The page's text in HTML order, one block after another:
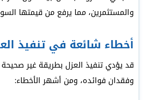
والمستثمرين، مما يرفع من قيمتها
أخطاء شائعة في تنفيذ
قد يؤدي تنفيذ العزل بطريقة غير
وفقدان فوائده، ومن أشهر الأخطاء: